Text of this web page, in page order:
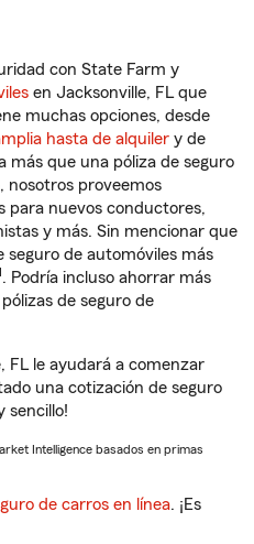
con State Farm y
en Jacksonville, FL que
muchas opciones, desde
hasta de alquiler y de
más que una póliza de seguro
nosotros proveemos
para nuevos conductores,
y más. Sin mencionar que
seguro de automóviles más
. Podría incluso ahorrar más
de seguro de
FL le ayudará a comenzar
una cotización de seguro
sencillo!
Intelligence basados en primas
de carros en línea. ¡Es